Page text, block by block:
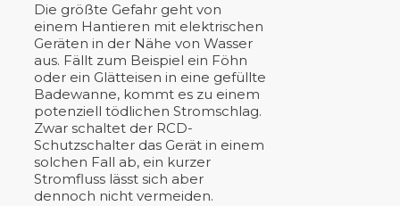
Die größte Gefahr geht von
einem Hantieren mit elektrischen
Geräten in der Nähe von Wasser
aus. Fällt zum Beispiel ein Föhn
oder ein Glätteisen in eine gefüllte
Badewanne, kommt es zu einem
potenziell tödlichen Stromschlag.
Zwar schaltet der RCD-
Schutzschalter das Gerät in einem
solchen Fall ab, ein kurzer
Stromfluss lässt sich aber
dennoch nicht vermeiden.